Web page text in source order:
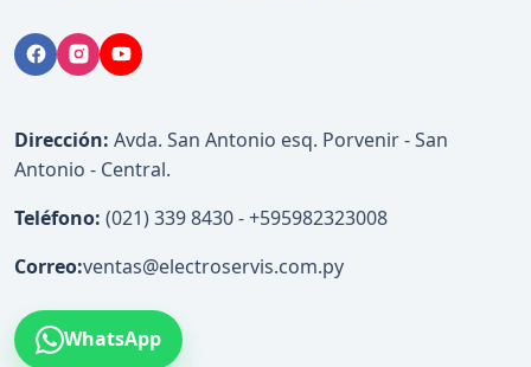
Dirección: Avda. San Antonio esq. Porvenir - San
Antonio - Central.
Teléfono: (021) 339 8430 - +595982323008
Correo:ventas@electroservis.com.py
WhatsApp